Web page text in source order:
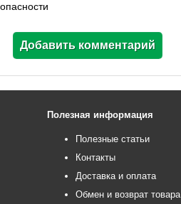
Полезная информация
Полезные статьи
Контакты
Доставка и оплата
Обмен и возврат товара